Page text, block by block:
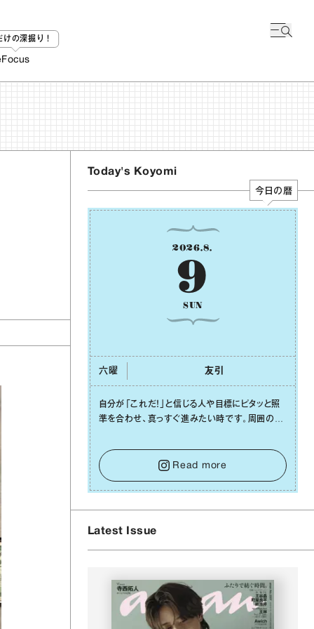
けの深掘り！
Focus
Today's Koyomi
今日の暦
2026.8.
9
SUN
六曜 友引
⾃分が「これだ！」と信じる⼈や⽬標にピタッと照
準を合わせ、真っすぐ進みたい時です。周囲の環
ても、あれこれ迷う必要はありません。余計なノイ
ズをそっと⼿放し、⽬の前のことに集中しましょ
う。そのブレない決意が、あなたにとって有意義
で安定した成果を引き寄せます。
Read more
Latest Issue